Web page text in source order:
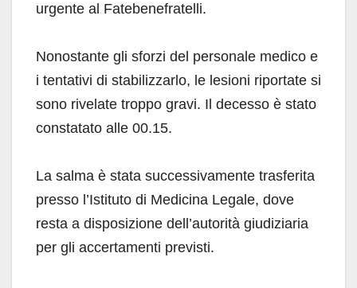
urgente al Fatebenefratelli.
Nonostante gli sforzi del personale medico e
i tentativi di stabilizzarlo, le lesioni riportate si
sono rivelate troppo gravi. Il decesso è stato
constatato alle 00.15.
La salma è stata successivamente trasferita
presso l’Istituto di Medicina Legale, dove
resta a disposizione dell’autorità giudiziaria
per gli accertamenti previsti.